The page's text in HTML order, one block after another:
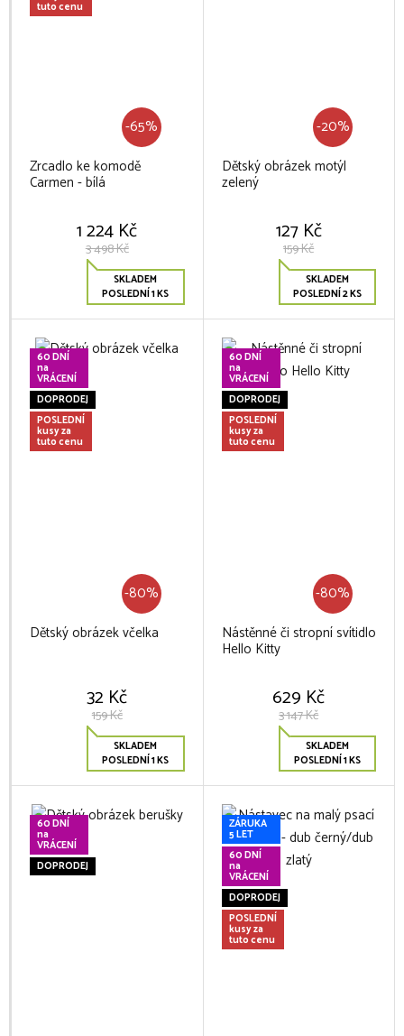
tuto cenu
-65%
Zrcadlo ke komodě
Carmen - bílá
1 224 Kč
3 498 Kč
SKLADEM
POSLEDNÍ 1 KS
-20%
Dětský obrázek motýl
zelený
127 Kč
159 Kč
SKLADEM
POSLEDNÍ 2 KS
60 DNÍ
na
VRÁCENÍ
DOPRODEJ
POSLEDNÍ
kusy za
tuto cenu
-80%
Dětský obrázek včelka
32 Kč
159 Kč
SKLADEM
POSLEDNÍ 1 KS
60 DNÍ
na
VRÁCENÍ
DOPRODEJ
POSLEDNÍ
kusy za
tuto cenu
-80%
Nástěnné či stropní svítidlo
Hello Kitty
629 Kč
3 147 Kč
SKLADEM
POSLEDNÍ 1 KS
60 DNÍ
na
VRÁCENÍ
DOPRODEJ
ZÁRUKA
5 LET
60 DNÍ
na
VRÁCENÍ
DOPRODEJ
POSLEDNÍ
kusy za
tuto cenu